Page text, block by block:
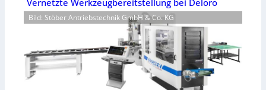
Vernetzte Werkzeugbereitstellung bei Deloro
Bild: Stöber Antriebstechnik GmbH & Co. KG